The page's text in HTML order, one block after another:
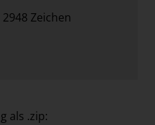
Zeichen
als .zip: